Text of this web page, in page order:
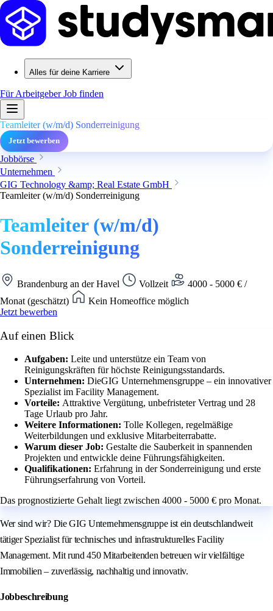
Alles für deine Karriere
Für ArbeitgeberJob finden
Teamleiter (w/m/d) Sonderreinigung
Jetzt bewerben
Jobbörse
Unternehmen
GIG Technology &amp; Real Estate GmbH
Teamleiter (w/m/d) Sonderreinigung
Teamleiter (w/m/d)
Sonderreinigung
Brandenburg an der Havel Vollzeit
4000 - 5000 € /
Monat (geschätzt)
Kein Homeoffice möglich
Jetzt bewerben
Auf einen Blick
Aufgaben: Leite und unterstütze ein Team von
Reinigungskräften für höchste Reinigungsstandards.
Unternehmen: DieGIG Unternehmensgruppe – ein innovativer
Spezialist im Facility Management.
Vorteile: Attraktive Vergütung, unbefristeter Vertrag und 28
Tage Urlaub pro Jahr.
Weitere Informationen: Tolle Kollegen, regelmäßige
Weiterbildungen und exklusive Mitarbeiterrabatte.
Warum dieser Job: Gestalte die Sauberkeit in spannenden
Projekten und entwickle deine Führungsfähigkeiten.
Qualifikationen: Erfahrung in der Sonderreinigung und erste
Führungserfahrung von Vorteil.
Das prognostizierte Gehalt liegt zwischen 4000 - 5000 € pro Monat.
Wer sind wir? Die GIG Unternehmensgruppe ist ein deutschlandweit
tätiger Spezialist für technisches und infrastrukturelles Facility
Management. Mit rund 450 Mitarbeitenden betreuen wir vielfältige
Immobilien – zuverlässig, nachhaltig und innovativ.
Jobbeschreibung